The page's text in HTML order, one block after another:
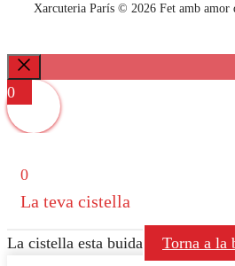
Xarcuteria París © 2026 Fet amb amor
Close
0
0
La teva cistella
La cistella esta buida
Torna a la